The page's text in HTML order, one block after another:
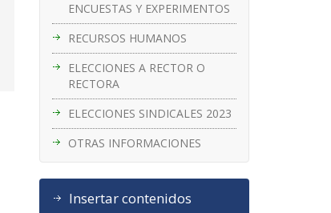
ENCUESTAS Y EXPERIMENTOS
RECURSOS HUMANOS
ELECCIONES A RECTOR O
RECTORA
ELECCIONES SINDICALES 2023
OTRAS INFORMACIONES
Insertar contenidos